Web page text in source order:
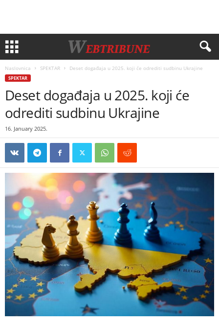
Naslovnica SPEKTAR Deset događaja u 2025. koji će odrediti sudbinu Ukrajine
SPEKTAR
Deset događaja u 2025. koji će
odrediti sudbinu Ukrajine
16. January 2025.